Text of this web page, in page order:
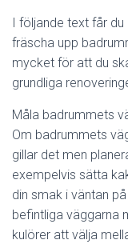
I följande text får
fräscha upp
mycket för att du
grundliga
Måla badrummets
Om badrummets
gillar det men
exempelvis sätta
din smak i väntan
befintliga väggarna
kulörer att välja